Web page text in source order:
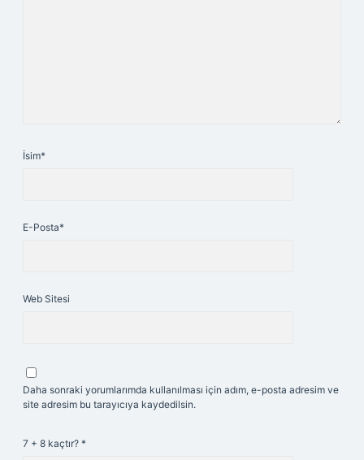
İsim*
E-Posta*
Web Sitesi
Daha sonraki yorumlarımda kullanılması için adım, e-posta adresim ve
site adresim bu tarayıcıya kaydedilsin.
7 + 8 kaçtır? *